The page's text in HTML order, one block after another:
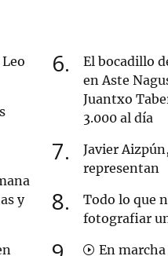
y
6
El bocadillo
en Aste
Juantxo
3.000 al día
7
Javier
representan
8
Todo lo que
fotografiar
En